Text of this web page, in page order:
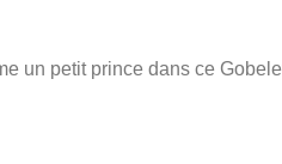
un petit prince dans ce